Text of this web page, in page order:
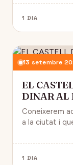
1 DIA
13 setembre
EL
DINAR AL
SITGES
Coneixerem
a la ciutat i
1 DIA